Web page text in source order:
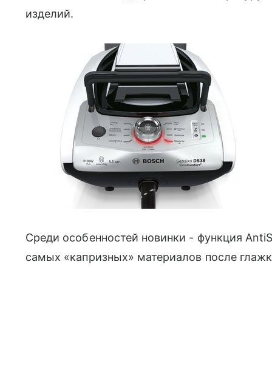
изделий.
Среди особенностей новинки - функция
самых «капризных» материалов после